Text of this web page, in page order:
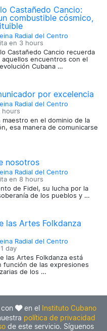
Castañedo Cancio:
combustible cósmico,
Radial del Centro
en 3 hours
Castañedo Cancio recuerda
aquellos encuentros con el
Cubana …
por excelencia
Radial del Centro
hours
maestro en el dominio de la
esa manera de comunicarse
nosotros
Radial del Centro
en 8 hours
de Fidel, su lucha por la
de los pueblos y …
las Artes Folkdanza
Radial del Centro
1 day
las Artes Folkdanza está
función de las expresiones
de los …
en el Instituto Cubano
política de privacidad
de este servicio. Síguenos